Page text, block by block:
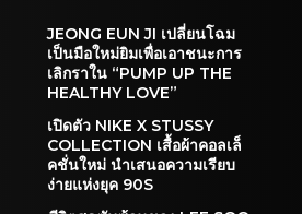
JEONG EUN JI เปลี่ยนโฉม
เป็นมือใหม่ยิมเพื่อเอาชนะการ
เลิกราใน “PUMP UP THE
HEALTHY LOVE”
เปิดตัว NIKE X STUSSY
COLLECTION เสื้อผ้าคอลเล็
คชั่นใหม่ นำเสนอความเรียบ
ง่ายแห่งยุค 90S